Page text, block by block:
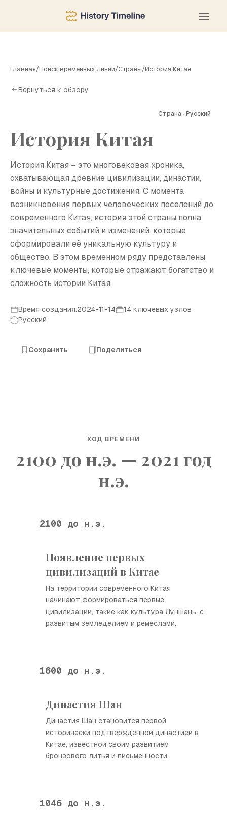
Главная/Поиск временных линий/Страны/История Китая
Вернуться к обзору
Страна · Русский
История Китая
История Китая – это многовековая хроника,
охватывающая древние цивилизации, династии,
войны и культурные достижения. С момента
возникновения первых человеческих поселений до
современного Китая, история этой страны полна
значительных событий и изменений, которые
сформировали её уникальную культуру и
общество. В этом временном ряду представлены
ключевые моменты, которые отражают богатство и
сложность истории Китая.
Время создания:2024-11-14
14 ключевых узлов
Русский
Сохранить Поделиться
ХОД ВРЕМЕНИ
2100 до н.э. — 2021 год
н.э.
2100 до н.э.
Появление первых
цивилизаций в Китае
На территории современного Китая
начинают формироваться первые
цивилизации, такие как культура Луншань, с
развитым земледелием и ремеслами.
1600 до н.э.
Династия Шан
Династия Шан становится первой
исторически подтвержденной династией в
Китае, известной своим развитием
бронзового литья и письменности.
1046 до н.э.